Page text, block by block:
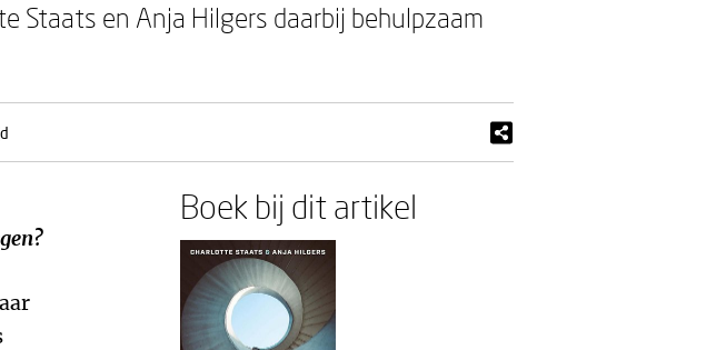
Staats en Anja Hilgers daarbij behulpzaam
Boek bij dit artikel